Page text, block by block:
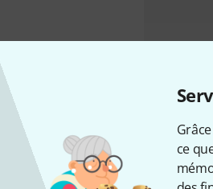
ce